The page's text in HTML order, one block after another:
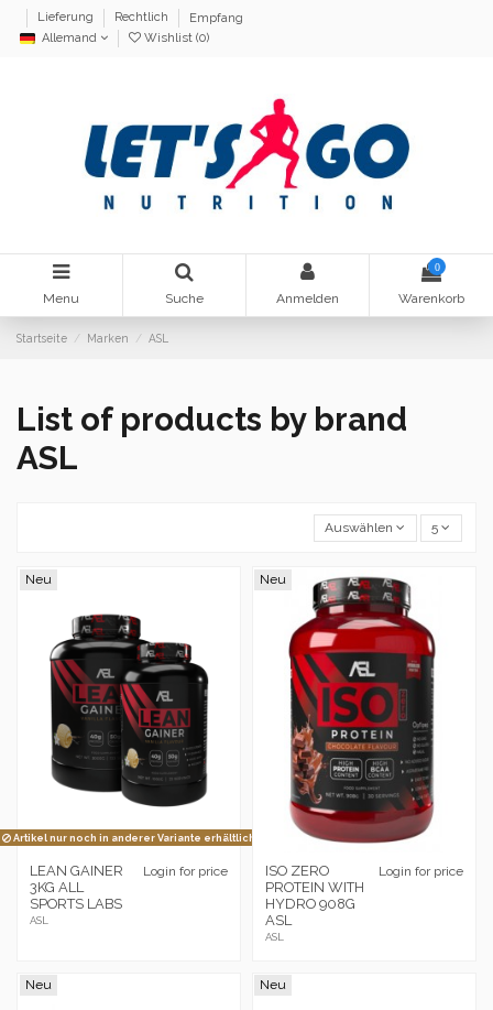
Lieferung Rechtlich
Empfang
Allemand
Wishlist (0)
Menu Suche Anmelden
0
Warenkorb
Startseite Marken ASL
List of products by brand
ASL
Auswählen 5
Neu
Artikel nur noch in anderer Variante erhältlich
LEAN GAINER
3KG ALL
SPORTS LABS
ASL
Login for price
Neu
ISO ZERO
PROTEIN WITH
HYDRO 908G
ASL
ASL
Login for price
Neu Neu